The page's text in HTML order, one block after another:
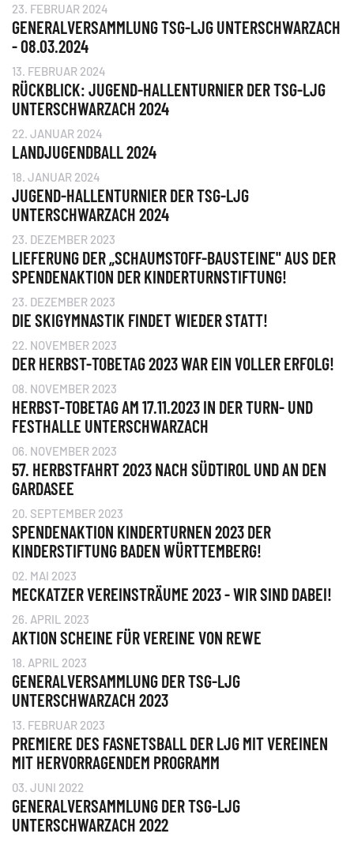
23. FEBRUAR 2024
GENERALVERSAMMLUNG TSG-LJG UNTERSCHWARZACH
- 08.03.2024
13. FEBRUAR 2024
RÜCKBLICK: JUGEND-HALLENTURNIER DER TSG-LJG
UNTERSCHWARZACH 2024
22. JANUAR 2024
LANDJUGENDBALL 2024
18. JANUAR 2024
JUGEND-HALLENTURNIER DER TSG-LJG
UNTERSCHWARZACH 2024
23. DEZEMBER 2023
LIEFERUNG DER „SCHAUMSTOFF-BAUSTEINE" AUS DER
SPENDENAKTION DER KINDERTURNSTIFTUNG!
23. DEZEMBER 2023
DIE SKIGYMNASTIK FINDET WIEDER STATT!
22. NOVEMBER 2023
DER HERBST-TOBETAG 2023 WAR EIN VOLLER ERFOLG!
08. NOVEMBER 2023
HERBST-TOBETAG AM 17.11.2023 IN DER TURN- UND
FESTHALLE UNTERSCHWARZACH
06. NOVEMBER 2023
57. HERBSTFAHRT 2023 NACH SÜDTIROL UND AN DEN
GARDASEE
20. SEPTEMBER 2023
SPENDENAKTION KINDERTURNEN 2023 DER
KINDERSTIFTUNG BADEN WÜRTTEMBERG!
02. MAI 2023
MECKATZER VEREINSTRÄUME 2023 - WIR SIND DABEI!
26. APRIL 2023
AKTION SCHEINE FÜR VEREINE VON REWE
18. APRIL 2023
GENERALVERSAMMLUNG DER TSG-LJG
UNTERSCHWARZACH 2023
13. FEBRUAR 2023
PREMIERE DES FASNETSBALL DER LJG MIT VEREINEN
MIT HERVORRAGENDEM PROGRAMM
03. JUNI 2022
GENERALVERSAMMLUNG DER TSG-LJG
UNTERSCHWARZACH 2022